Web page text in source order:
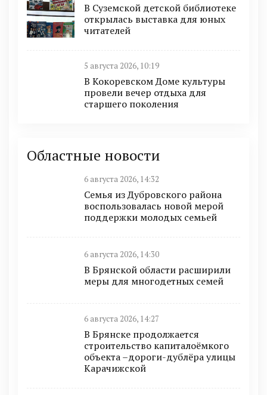
В Суземской детской библиотеке
открылась выставка для юных
читателей
5 августа 2026, 10:19
В Кокоревском Доме культуры
провели вечер отдыха для
старшего поколения
Областные новости
6 августа 2026, 14:32
Семья из Дубровского района
воспользовалась новой мерой
поддержки молодых семьей
6 августа 2026, 14:30
В Брянской области расширили
меры для многодетных семей
6 августа 2026, 14:27
В Брянске продолжается
строительство капиталоёмкого
объекта –дороги-дублёра улицы
Карачижской